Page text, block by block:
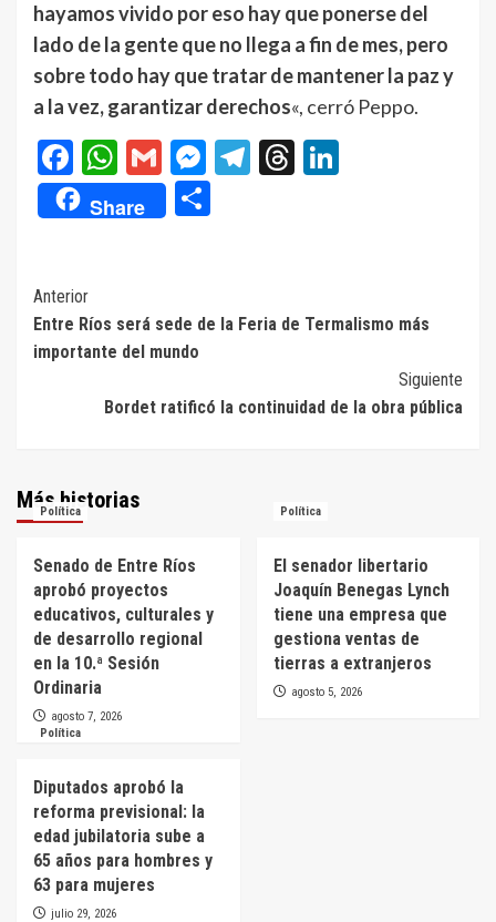
hayamos vivido por eso hay que ponerse del
lado de la gente que no llega a fin de mes, pero
sobre todo hay que tratar de mantener la paz y
a la vez, garantizar derechos«, cerró Peppo.
Facebook
WhatsApp
GmailMessenger
Telegram
Threads
Share
Navegación
de
entradas
Anterior
Entre Ríos será sede de la Feria de Termalismo más
importante del mundo
Siguiente
Bordet ratificó la continuidad de la obra pública
Más historias
Política
Senado de Entre Ríos
aprobó proyectos
educativos, culturales y
de desarrollo regional
en la 10.ª Sesión
Ordinaria
agosto 7, 2026
Política
El senador libertario
Joaquín Benegas Lynch
tiene una empresa que
gestiona ventas de
tierras a extranjeros
agosto 5, 2026
Política
Diputados aprobó la
reforma previsional: la
edad jubilatoria sube a
65 años para hombres y
63 para mujeres
julio 29, 2026